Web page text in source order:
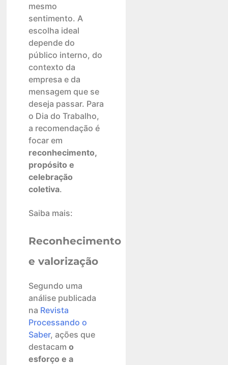
mesmo
sentimento. A
escolha ideal
depende do
público interno, do
contexto da
empresa e da
mensagem que se
deseja passar. Para
o Dia do Trabalho,
a recomendação é
focar em
reconhecimento,
propósito e
celebração
coletiva.
Saiba mais:
Reconhecimento
e valorização
Segundo uma
análise publicada
na Revista
Processando o
Saber, ações que
destacam o
esforço e a